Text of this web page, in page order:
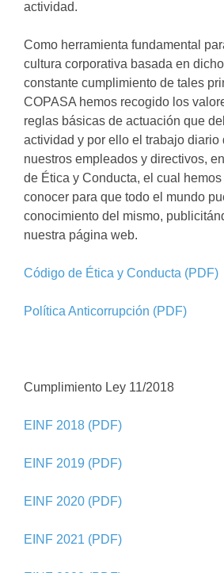
actividad.
Como herramienta fundamental
cultura corporativa basada en
constante cumplimiento de tales
COPASA hemos recogido los
reglas básicas de actuación que
actividad y por ello el trabajo diario
nuestros empleados y directivos,
de Ética y Conducta, el cual
conocer para que todo el mundo
conocimiento del mismo,
nuestra página web.
Código de Ética y Conducta (PDF)
Política Anticorrupción (PDF)
Cumplimiento Ley 11/2018
EINF 2018 (PDF)
EINF 2019 (PDF)
EINF 2020 (PDF)
EINF 2021 (PDF)